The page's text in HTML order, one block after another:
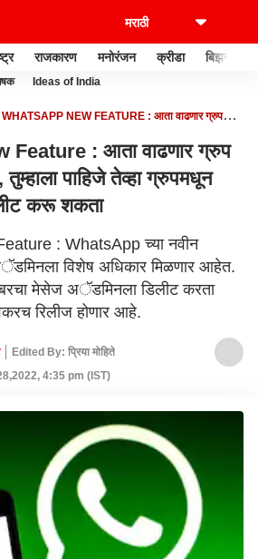
राजकारण मनोरंजन क्रीडा बिझनेस
Ideas of India
WHATSAPP NEW FEATURE : आता वाढणार ग्रुप
: आता वाढणार ग्रुप
पाहिजे तेव्हा ग्रुपमधून
करू शकता
: WhatsApp च्या नवीन
विशेष अधिकार मिळणार आहेत.
मेसेज अॅडमिनला डिलीट करता
रिलीज होणार आहे.
Edited By: प्रिया मोहिते
4:35 pm (IST)